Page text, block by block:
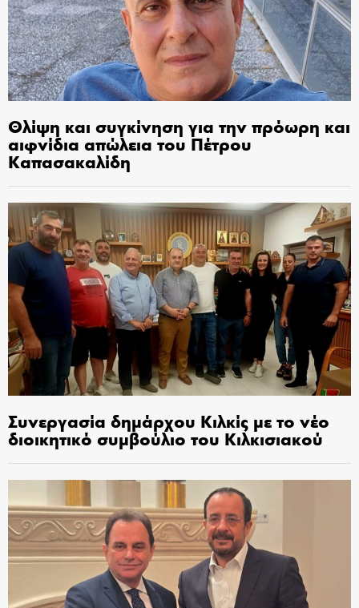
Θλίψη και συγκίνηση για την πρόωρη και
αιφνίδια απώλεια του Πέτρου
Καπασακαλίδη
Συνεργασία δημάρχου Κιλκίς με το νέο
διοικητικό συμβούλιο του Κιλκισιακού